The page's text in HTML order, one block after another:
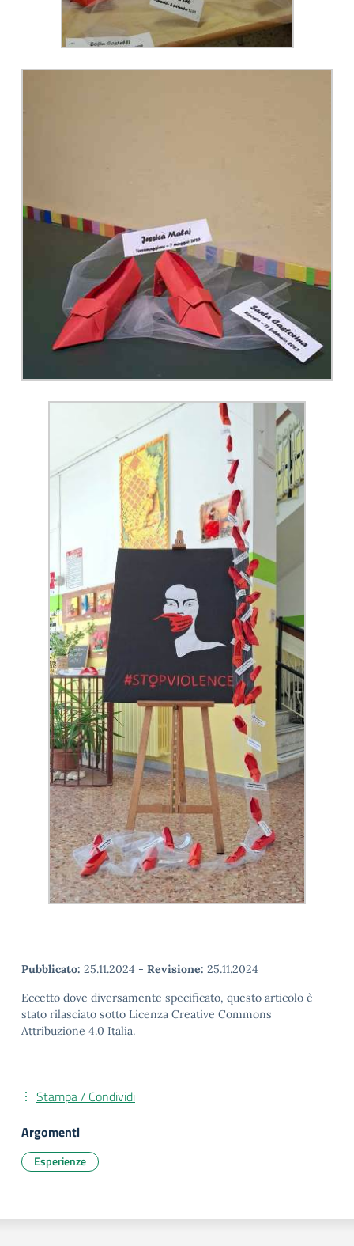
Pubblicato: 25.11.2024 - Revisione: 25.11.2024
Eccetto dove diversamente specificato, questo articolo è
stato rilasciato sotto Licenza Creative Commons
Attribuzione 4.0 Italia.
Stampa / Condividi
Argomenti
Esperienze